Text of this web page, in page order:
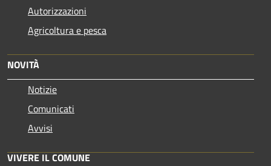
Autorizzazioni
Agricoltura e pesca
NOVITÀ
Notizie
Comunicati
Avvisi
VIVERE IL COMUNE